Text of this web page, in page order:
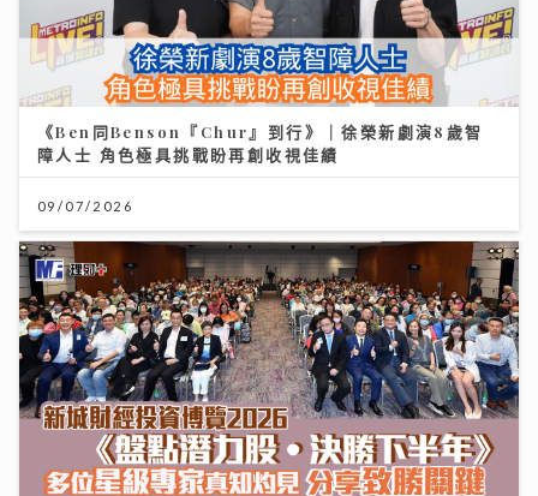
《Ben同Benson『Chur』到行》｜徐榮新劇演8歲智
障人士 角色極具挑戰盼再創收視佳績
09/07/2026